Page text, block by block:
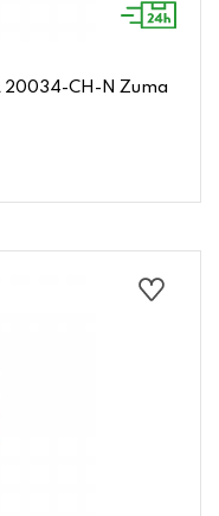
20034-CH-N Zuma